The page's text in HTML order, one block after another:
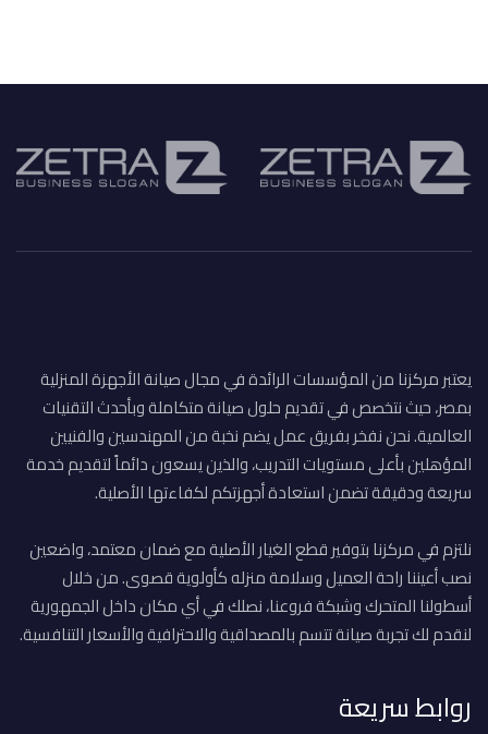
يعتبر مركزنا من المؤسسات الرائدة في مجال صيانة الأجهزة المنزلية
بمصر، حيث نتخصص في تقديم حلول صيانة متكاملة وبأحدث التقنيات
العالمية. نحن نفخر بفريق عمل يضم نخبة من المهندسين والفنيين
المؤهلين بأعلى مستويات التدريب، والذين يسعون دائماً لتقديم خدمة
سريعة ودقيقة تضمن استعادة أجهزتكم لكفاءتها الأصلية.
نلتزم في مركزنا بتوفير قطع الغيار الأصلية مع ضمان معتمد، واضعين
نصب أعيننا راحة العميل وسلامة منزله كأولوية قصوى. من خلال
أسطولنا المتحرك وشبكة فروعنا، نصلك في أي مكان داخل الجمهورية
لنقدم لك تجربة صيانة تتسم بالمصداقية والاحترافية والأسعار التنافسية.
روابط سريعة